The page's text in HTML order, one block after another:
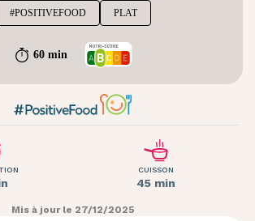
#POSITIVEFOOD PLAT
60 min
CUISSON
45 min
Mis à jour le 27/12/2025